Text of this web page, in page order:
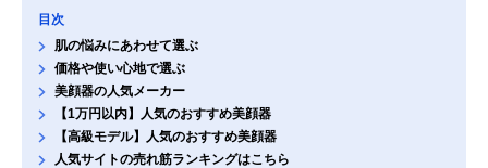
目次
肌の悩みにあわせて選ぶ
価格や使い心地で選ぶ
美顔器の人気メーカー
【1万円以内】人気のおすすめ美顔器
【高級モデル】人気のおすすめ美顔器
人気サイトの売れ筋ランキングはこちら